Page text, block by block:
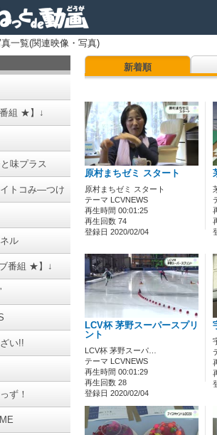
一覧(関連映像・写真)
組 ★】↓
味プラス
トコみ―つけ
ル
番組 ★】↓
い!!
ず！
新着順
原村まちゼミ スタート
原村まちゼミ スタート
テーマ LCVNEWS
再生時間 00:01:25
再生回数 74
登録日 2020/02/04
LCV杯 茅野スーパースプリ
ント
LCV杯 茅野スーパ…
テーマ LCVNEWS
再生時間 00:01:29
再生回数 28
登録日 2020/02/04